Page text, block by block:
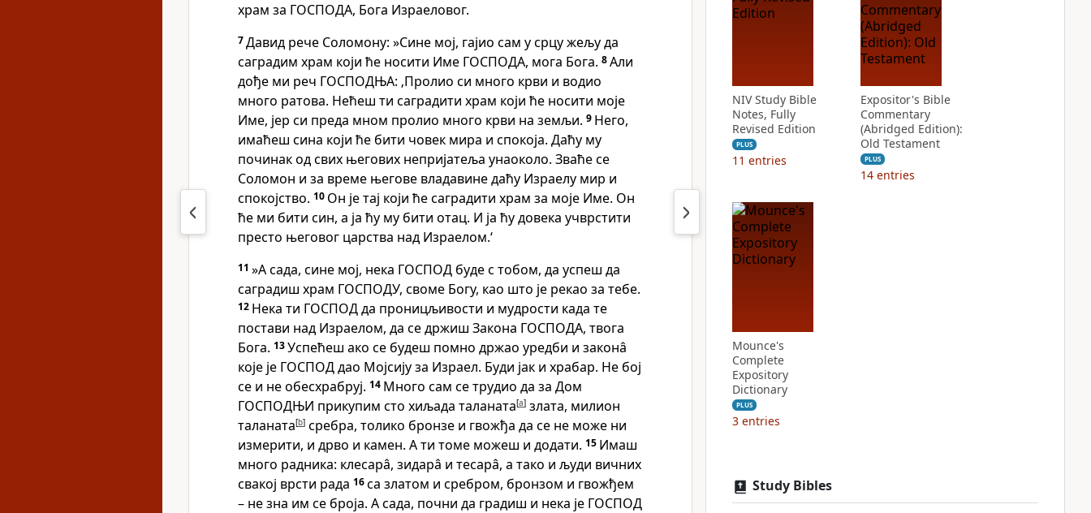
храм за ГОСПОДА, Бога Израеловог.
7Давид рече Соломону: »Сине мој, гајио сам у срцу жељу да
саградим храм који ће носити Име ГОСПОДА, мога Бога. 8Али
дође ми реч ГОСПОДЊА: ‚Пролио си много крви и водио
много ратова. Нећеш ти саградити храм који ће носити моје
Име, јер си преда мном пролио много крви на земљи. 9 Него,
имаћеш сина који ће бити човек мира и спокоја. Даћу му
починак од свих његових непријатеља унаоколо. Зваће се
Соломон и за време његове владавине даћу Израелу мир и
спокојство. 10 Он је тај који ће саградити храм за моје Име. Он
ће ми бити син, а ја ћу му бити отац. И ја ћу довека учврстити
престо његовог царства над Израелом.‘
11 »А сада, сине мој, нека ГОСПОД буде с тобом, да успеш да
саградиш храм ГОСПОДУ, своме Богу, као што је рекао за тебе.
12 Нека ти ГОСПОД да проницљивости и мудрости када те
постави над Израелом, да се држиш Закона ГОСПОДА, твога
Бога. 13Успећеш ако се будеш помно држао уредби и законâ
које је ГОСПОД дао Мојсију за Израел. Буди јак и храбар. Не бој
се и не обесхрабруј. 14 Много сам се трудио да за Дом
ГОСПОДЊИ прикупим сто хиљада таланата[a] злата, милион
таланата[b] сребра, толико бронзе и гвожђа да се не може ни
измерити, и дрво и камен. А ти томе можеш и додати. 15 Имаш
много радника: клесарâ, зидарâ и тесарâ, а тако и људи вичних
свакој врсти рада 16са златом и сребром, бронзом и гвожђем
– не зна им се броја. А сада, почни да градиш и нека је ГОСПОД
NIV Study Bible
Notes, Fully
Revised Edition
PLUS
11 entries
Expositor's Bible
Commentary
(Abridged Edition):
Old Testament
PLUS
14 entries
Mounce's
Complete
Expository
Dictionary
PLUS
3 entries
Study Bibles